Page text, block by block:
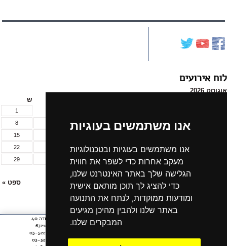
אנו משתמשים בעוגיות
אנו משתמשים בעוגיות ובטכנולוגיות
מעקב אחרות כדי לשפר את חווית
הגלישה שלך באתר האינטרנט שלנו,
כדי להציג לך תוכן מותאם אישית
ומודעות ממוקדות, לנתח את התנועה
באתר שלנו ולהבין מהיכן מגיעים
המבקרים שלנו.
לוח אירועים
אוגוסט 2026
ש
1
3
4
5
6
8
15
17
18
19
20
22
24
25
26
27
29
31
ספט »
לכל אירועי החודש »
באפשרותך
ארכיון חדשות
ארכיון ניוזלטר
הצהרת נגישות
רחוב יצחק שדה 40
תל אביב 6721210
פקס: 03-5230909